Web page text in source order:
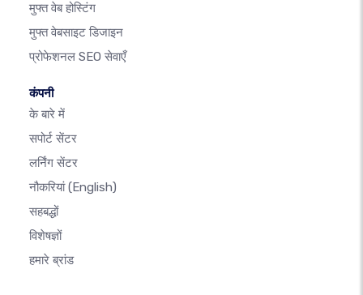
मुफ्त वेब होस्टिंग
मुफ्त वेबसाइट डिजाइन
प्रोफेशनल SEO सेवाएँ
कंपनी
के बारे में
सपोर्ट सेंटर
लर्निंग सेंटर
नौकरियां(English)
सहबद्धों
विशेषज्ञों
हमारे ब्रांड